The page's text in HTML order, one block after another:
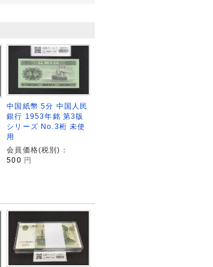
中国紙幣 5分 中国人民
銀行 1953年銘 第3版
シリーズ No.3桁 未使
用
会員価格(税別)：
500 円